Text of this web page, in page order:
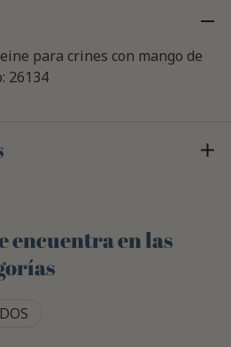
para crines con mango de
26134
encuentra en las